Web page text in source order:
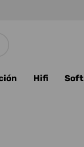
Hifi Soft